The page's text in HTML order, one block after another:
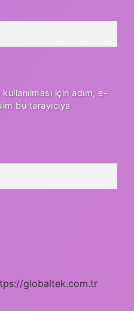
için adım, e-
bu tarayıcıya
globaltek.com.tr